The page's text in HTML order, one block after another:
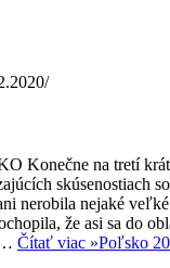
Konečne na tretí krát
skúsenostiach
nerobila nejaké
že asi sa do
Čítať viac »Poľsko